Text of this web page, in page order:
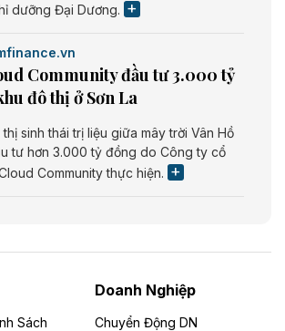
dưỡng Đại Dương.
Community đầu tư 3.000 tỷ
đô thị ở Sơn La
sinh thái trị liệu giữa mây trời Vân Hồ
tư hơn 3.000 tỷ đồng do Công ty cổ
Community thực hiện.
xử lý rác và phát điện Bắc Giang do
Năng lượng môi trường Bắc Giang làm
Sách
Doanh Nghiệp
Chuyển Động DN